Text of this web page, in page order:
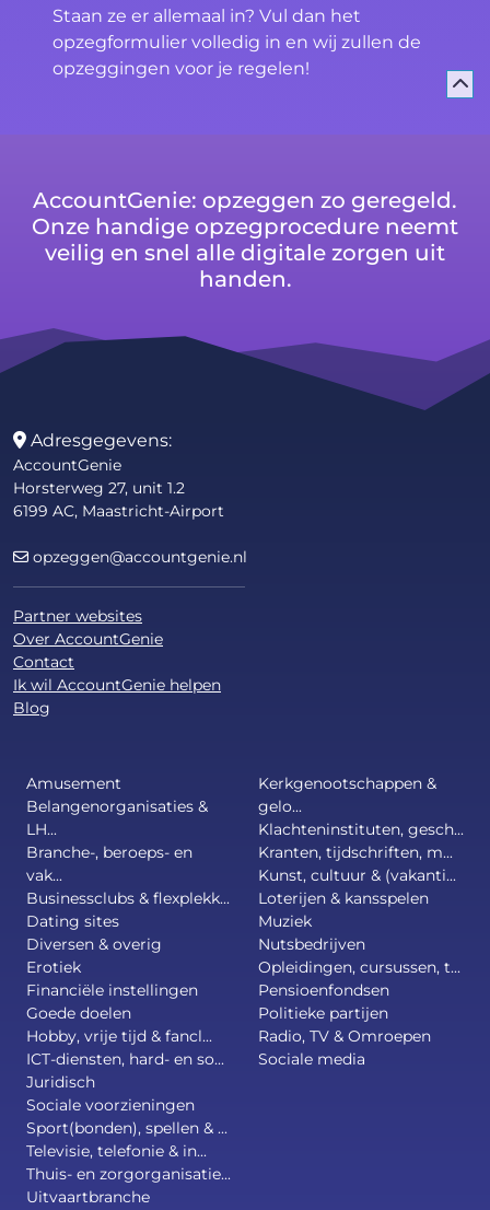
Staan ze er allemaal in? Vul dan het
opzegformulier volledig in en wij zullen de
opzeggingen voor je regelen!
AccountGenie: opzeggen zo geregeld.
Onze handige opzegprocedure neemt
veilig en snel alle digitale zorgen uit
handen.
Adresgegevens:
AccountGenie
Horsterweg 27, unit 1.2
6199 AC, Maastricht-Airport
opzeggen@accountgenie.nl
Partner websites
Over AccountGenie
Contact
Ik wil AccountGenie helpen
Blog
Amusement
Belangenorganisaties &
LH...
Branche-, beroeps- en
vak...
Businessclubs & flexplekk...
Dating sites
Diversen & overig
Erotiek
Financiële instellingen
Goede doelen
Hobby, vrije tijd & fancl...
ICT-diensten, hard- en so...
Juridisch
Kerkgenootschappen &
gelo...
Klachteninstituten, gesch...
Kranten, tijdschriften, m...
Kunst, cultuur & (vakanti...
Loterijen & kansspelen
Muziek
Nutsbedrijven
Opleidingen, cursussen, t...
Pensioenfondsen
Politieke partijen
Radio, TV & Omroepen
Sociale media
Sociale voorzieningen
Sport(bonden), spellen & ...
Televisie, telefonie & in...
Thuis- en zorgorganisatie...
Uitvaartbranche